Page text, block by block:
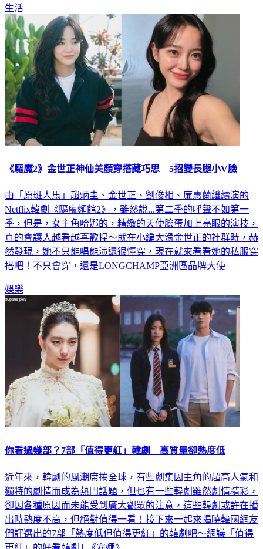
生活
《驅魔2》金世正神仙美顏穿搭藏巧思 5招變長腿小V臉
由「原班人馬」趙炳圭、金世正、劉俊相、廉惠蘭繼續演的
Netflix韓劇《驅魔麵館2》，雖然說...第二季的呼聲不如第一
季，但是，女主角哈娜的，精緻的天使臉蛋加上亮眼的演技，
真的會讓人越看越喜歡捏～就在小編大滑金世正的社群時，赫
然發現，她不只能唱能演還很懂穿，現在就來看看她的私服穿
搭吧！不只會穿，還是LONGCHAMP亞洲區品牌大使
娛樂
你看過幾部？7部「值得更紅」韓劇 高質量卻熱度低
近年來，韓劇的風潮席捲全球，有些劇集因主角的超高人氣和
獨特的劇情而成為熱門話題，但也有一些韓劇雖然劇情精彩，
卻因各種原因而未能受到廣大觀眾的注意，這些韓劇或許在播
出時熱度不高，但絕對值得一看！接下來一起來揭曉韓國網友
們評選出的7部「熱度低但值得更紅」的韓劇吧～網議「值得